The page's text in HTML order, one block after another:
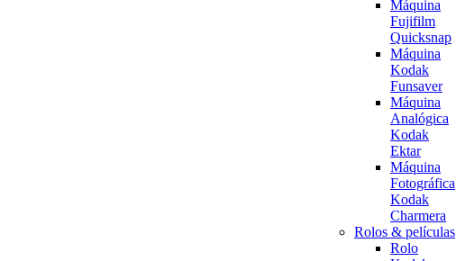
Máquina
Fujifilm
Quicksnap
Máquina
Kodak
Funsaver
Máquina
Analógica
Kodak
Ektar
Máquina
Fotográfica
Kodak
Charmera
Rolos & películas
Rolo